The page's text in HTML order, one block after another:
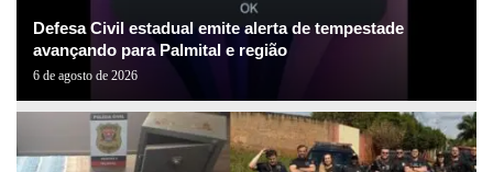
Defesa Civil estadual emite alerta de tempestade
avançando para Palmital e região
6 de agosto de 2026